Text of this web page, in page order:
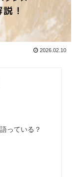
2026.02.10
っている？